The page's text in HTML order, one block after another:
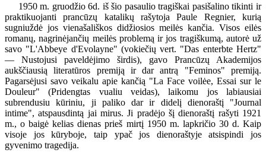
1950 m. gruodžio 6d. iš šio pasaulio tragiškai pasišalino tikinti ir
praktikuojanti prancūzų katalikų rašytoja Paule Regnier, kurią
sugniuždė jos vienašališkos didžiosios meilės kančia. Visos eilės
romanų, nagrinėjančių meilės problemą ir jos tragiškumą, autorė už
savo "L'Abbeye d'Evolayne" (vokiečių vert. "Das enterbte Hertz"
— Nustojusi paveldėjimo širdis), gavo Prancūzų Akademijos
aukščiausią literatūros premiją ir dar antrą "Feminos" premiją.
Pagarsėjusi savo veikalu apie kančią "La Face voilėe, Essai sur le
Douleur" (Pridengtas vualiu veidas), laikomu jos labiausiai
subrendusiu kūriniu, ji paliko dar ir didelį dienoraštį "Journal
intime", atspausdintą jai mirus. Ji pradėjo šį dienoraštį rašyti 1921
m., o baigė kelias dienas prieš mirtį 1950 m. lapkričio 30 d. Kaip
visoje jos kūryboje, taip ypač jos dienoraštyje atsispindi jos
gyvenimo tragedija.